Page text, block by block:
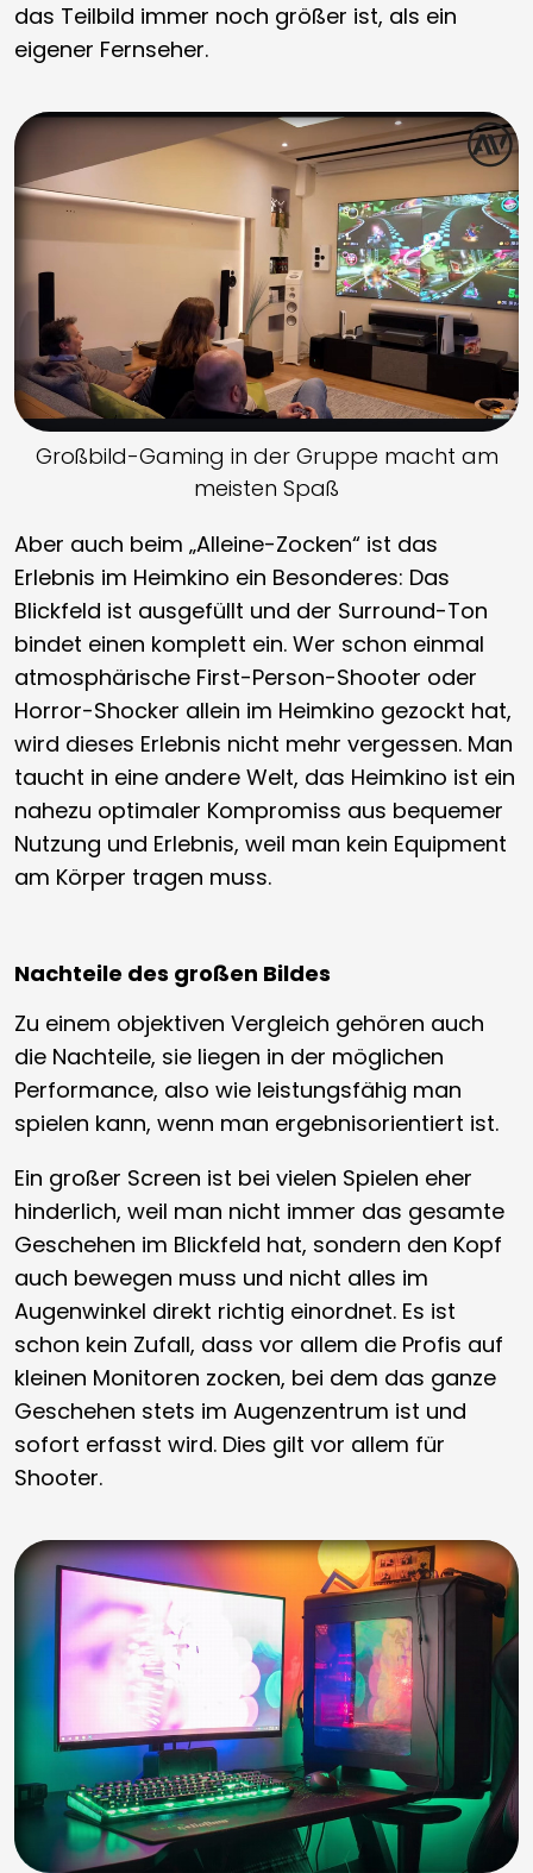
das Teilbild immer noch größer ist, als ein
eigener Fernseher.
Großbild-Gaming in der Gruppe macht am
meisten Spaß
Aber auch beim „Alleine-Zocken“ ist das
Erlebnis im Heimkino ein Besonderes: Das
Blickfeld ist ausgefüllt und der Surround-Ton
bindet einen komplett ein. Wer schon einmal
atmosphärische First-Person-Shooter oder
Horror-Shocker allein im Heimkino gezockt hat,
wird dieses Erlebnis nicht mehr vergessen. Man
taucht in eine andere Welt, das Heimkino ist ein
nahezu optimaler Kompromiss aus bequemer
Nutzung und Erlebnis, weil man kein Equipment
am Körper tragen muss.
Nachteile des großen Bildes
Zu einem objektiven Vergleich gehören auch
die Nachteile, sie liegen in der möglichen
Performance, also wie leistungsfähig man
spielen kann, wenn man ergebnisorientiert ist.
Ein großer Screen ist bei vielen Spielen eher
hinderlich, weil man nicht immer das gesamte
Geschehen im Blickfeld hat, sondern den Kopf
auch bewegen muss und nicht alles im
Augenwinkel direkt richtig einordnet. Es ist
schon kein Zufall, dass vor allem die Profis auf
kleinen Monitoren zocken, bei dem das ganze
Geschehen stets im Augenzentrum ist und
sofort erfasst wird. Dies gilt vor allem für
Shooter.